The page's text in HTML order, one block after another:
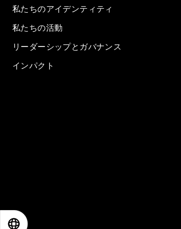
私たちのアイデンティティ
私たちの活動
リーダーシップとガバナンス
インパクト